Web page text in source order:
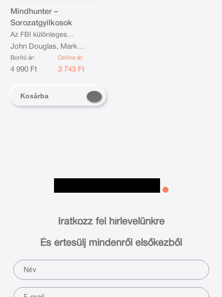
Mindhunter –
Sorozatgyilkosok
Az FBI különleges
egységének kulisszatitkai
John Douglas, Mark
Olshaker
Borító ár:
4 990 Ft
Online ár:
3 743 Ft
Kosárba
Iratkozz fel hírlevelünkre
És értesülj mindenről elsőkézből